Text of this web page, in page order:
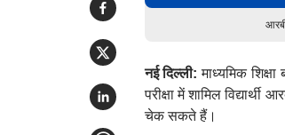
नई दिल्ली: माध्यमिक
परीक्षा में शामिल
चेक सकते हैं।